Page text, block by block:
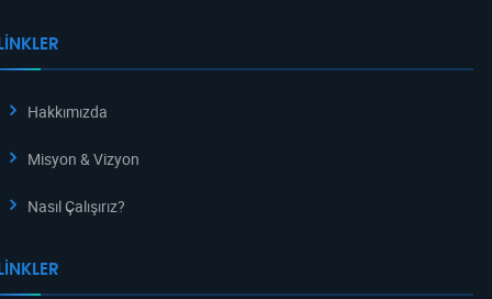
Hakkımızda
Misyon & Vizyon
Nasıl Çalışırız?